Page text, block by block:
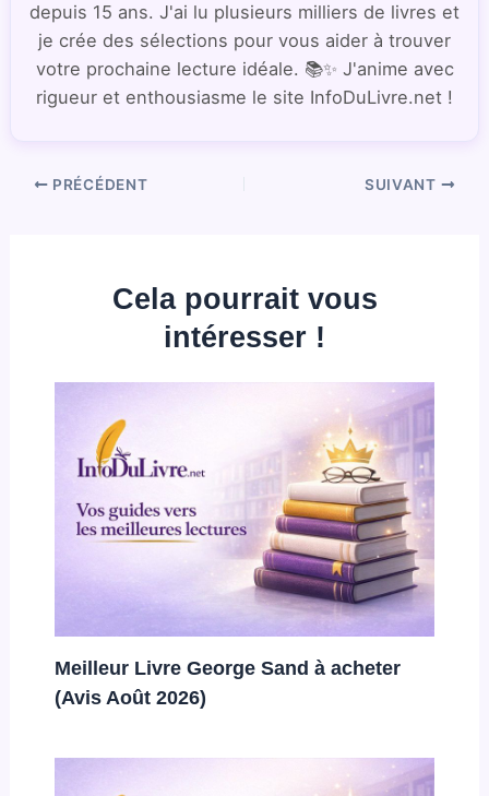
depuis 15 ans. J'ai lu plusieurs milliers de livres et
je crée des sélections pour vous aider à trouver
votre prochaine lecture idéale. 📚✨ J'anime avec
rigueur et enthousiasme le site InfoDuLivre.net !
PRÉCÉDENT SUIVANT
Cela pourrait vous
intéresser !
Meilleur Livre George Sand à acheter
(Avis Août 2026)